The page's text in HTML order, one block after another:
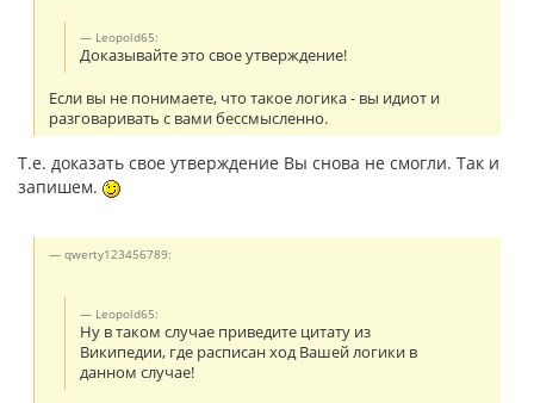
Leopold65:
Доказывайте это свое утверждение!
Если вы не понимаете, что такое логика - вы идиот и
разговаривать с вами бессмысленно.
Т.е. доказать свое утверждение Вы снова не смогли. Так и
запишем.
qwerty123456789:
Leopold65:
Ну в таком случае приведите цитату из
Википедии, где расписан ход Вашей логики в
данном случае!